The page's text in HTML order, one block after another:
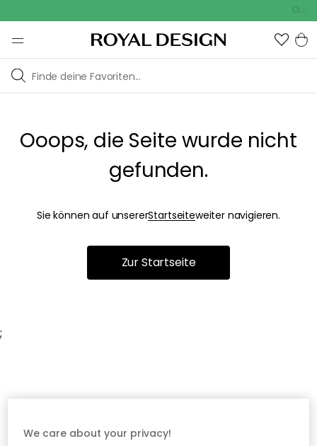
Ooops, die Seite wurde nicht
gefunden.
Sie können auf unsererStartseiteweiter navigieren.
Zur Startseite
;
We care about your privacy!